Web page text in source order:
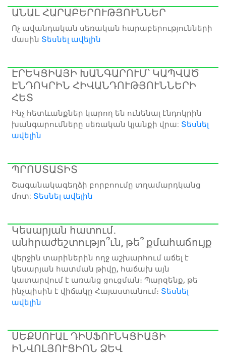
ԱՆԱԼ ՀԱՐԱԲԵՐՈՒԹՅՈՒՆՆԵՐ
Ոչ ավանդական սեռական հարաբերությունների
մասին Տեսնել ավելին
ԷՐԵԿՑԻԱՅԻ ԽԱՆԳԱՐՈՒՄ՝ ԿԱՊՎԱԾ
ԷՆԴՈԿՐԻՆ ՀԻՎԱՆԴՈՒԹՅՈՒՆՆԵՐԻ
ՀԵՏ
Ինչ հետևանքներ կարող են ունենալ էնդոկրին
խանգարումները սեռական կյանքի վրա: Տեսնել
ավելին
ՊՐՈՍՏԱՏԻՏ
Շագանակագեղձի բորբոումը տղամարդկանց
մոտ: Տեսնել ավելին
Կեսարյան հատում․
անհրաժեշտությո՞ւն, թե՞ քմահաճույք
վերջին տարիներին ողջ աշխարհում աճել է
կեսարյան հատման թիվը, հաճախ այն
կատարվում է առանց ցուցման։ Պարզենք, թե
ինչպիսին է վիճակը Հայաստանում։ Տեսնել
ավելին
ՍԵՔՍՈՒԱԼ ԴԻՍՖՈՒՆԿՑԻԱՅԻ
ԻՆՎՈԼՅՈՒՑԻՈՆ ՁԵՎ